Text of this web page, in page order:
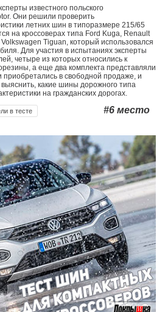
известного польского
Они решили проверить
летних шин в типоразмере 215/65
на кроссоверах типа Ford Kuga, Renault
Tiguan, который использовался
Для участия в испытаниях эксперты
четыре из которых относились к
а еще два комплекта представляли
в свободной продаже, и
какие шины дорожного типа
на гражданских дорогах.
в тесте #6 место